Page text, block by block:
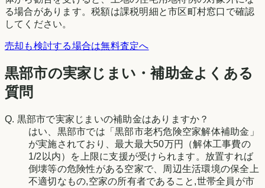
る場合があります。税額は課税明細と市区町村窓口で確認
してください。
売却も検討する場合は無料査定へ
黒部市の実家じまい・補助金よくある
質問
Q. 黒部市で実家じまいの補助金はありますか？
はい、黒部市では「黒部市老朽危険空家解体補助金」
が実施されており、最大最大50万円（解体工事費の
1/2以内）を上限に支援が受けられます。放置すれば
倒壊等の危険性がある空家で、周辺生活環境の保全上
不適切なもの,空家の所有者であること,世帯全員が市